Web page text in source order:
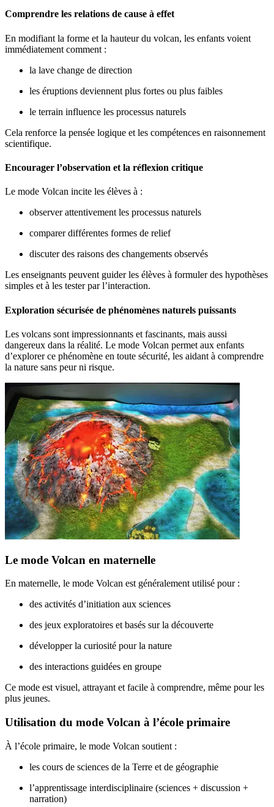
Comprendre les relations de cause à effet
En modifiant la forme et la hauteur du volcan, les enfants voient
immédiatement comment :
la lave change de direction
les éruptions deviennent plus fortes ou plus faibles
le terrain influence les processus naturels
Cela renforce la pensée logique et les compétences en raisonnement
scientifique.
Encourager l’observation et la réflexion critique
Le mode Volcan incite les élèves à :
observer attentivement les processus naturels
comparer différentes formes de relief
discuter des raisons des changements observés
Les enseignants peuvent guider les élèves à formuler des hypothèses
simples et à les tester par l’interaction.
Exploration sécurisée de phénomènes naturels puissants
Les volcans sont impressionnants et fascinants, mais aussi
dangereux dans la réalité. Le mode Volcan permet aux enfants
d’explorer ce phénomène en toute sécurité, les aidant à comprendre
la nature sans peur ni risque.
Le mode Volcan en maternelle
En maternelle, le mode Volcan est généralement utilisé pour :
des activités d’initiation aux sciences
des jeux exploratoires et basés sur la découverte
développer la curiosité pour la nature
des interactions guidées en groupe
Ce mode est visuel, attrayant et facile à comprendre, même pour les
plus jeunes.
Utilisation du mode Volcan à l’école primaire
À l’école primaire, le mode Volcan soutient :
les cours de sciences de la Terre et de géographie
l’apprentissage interdisciplinaire (sciences + discussion +
narration)